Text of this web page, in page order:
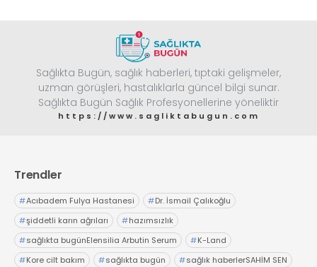
Sağlıkta Bugün, sağlık haberleri, tıptaki gelişmeler,
uzman görüşleri, hastalıklarla güncel bilgi sunar.
Sağlıkta Bugün Sağlık Profesyonellerine yöneliktir
https://www.sagliktabugun.com
Trendler
#Acıbadem Fulya Hastanesi #Dr. İsmail Çalıkoğlu
#şiddetli karın ağrıları #hazımsızlık
#sağlıkta bugünElensilia Arbutin Serum #K-Land
#Kore cilt bakım #sağlıkta bugün #sağlık haberlerSAHİM SEN